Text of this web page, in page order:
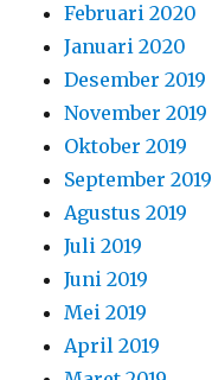
Februari 2020
Januari 2020
Desember 2019
November 2019
Oktober 2019
September 2019
Agustus 2019
Juli 2019
Juni 2019
Mei 2019
April 2019